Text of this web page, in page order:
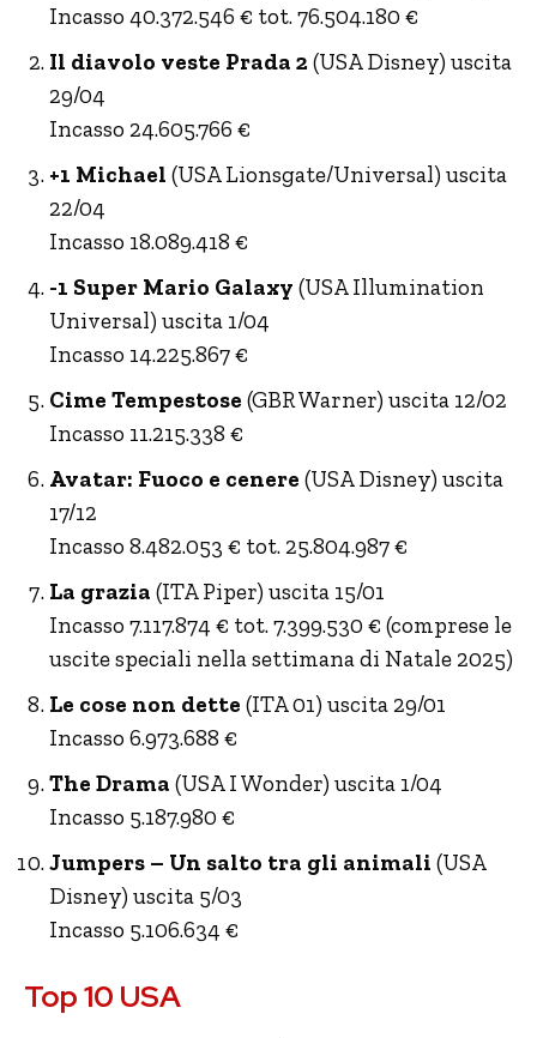
Incasso 40.372.546 € tot. 76.504.180 €
Il diavolo veste Prada 2(USA Disney) uscita
29/04
Incasso 24.605.766 €
+1 Michael (USA Lionsgate/Universal) uscita
22/04
Incasso 18.089.418 €
-1 Super Mario Galaxy (USA Illumination
Universal) uscita 1/04
Incasso 14.225.867 €
Cime Tempestose (GBR Warner) uscita 12/02
Incasso 11.215.338 €
Avatar: Fuoco e cenere (USA Disney) uscita
17/12
Incasso 8.482.053 € tot. 25.804.987 €
La grazia (ITA Piper) uscita 15/01
Incasso 7.117.874 € tot. 7.399.530 € (comprese le
uscite speciali nella settimana di Natale 2025)
Le cose non dette (ITA 01) uscita 29/01
Incasso 6.973.688 €
The Drama (USA I Wonder) uscita 1/04
Incasso 5.187.980 €
Jumpers – Un salto tra gli animali (USA
Disney) uscita 5/03
Incasso 5.106.634 €
Top 10 USA